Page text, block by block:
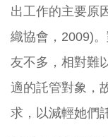
出工作的主要原
織協會， 2009)
友不多，相對難
適的託管對象，
求，以減輕她們